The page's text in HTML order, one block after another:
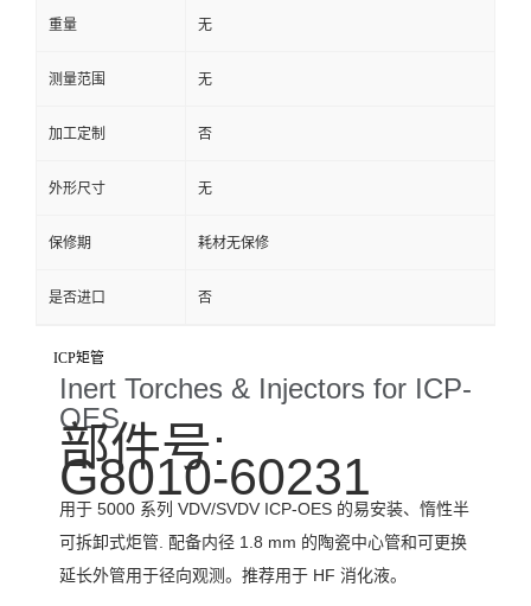
重量 无
测量范围 无
加工定制 否
外形尺寸 无
保修期 耗材无保修
是否进口 否
ICP矩管
Inert Torches & Injectors for ICP-
OES
部件号:
G8010-60231
用于 5000 系列 VDV/SVDV ICP-OES 的易安装、惰性半
可拆卸式炬管. 配备内径 1.8 mm 的陶瓷中心管和可更换
延长外管用于径向观测。推荐用于 HF 消化液。